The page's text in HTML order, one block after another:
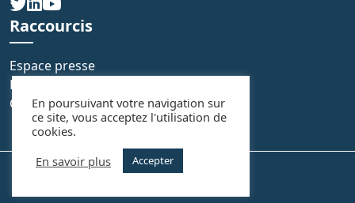
Raccourcis
Espace presse
FAQ
ContactEn poursuivant votre navigation sur
ce site, vous acceptez l'utilisation de
cookies.
En savoir plus
Accepter